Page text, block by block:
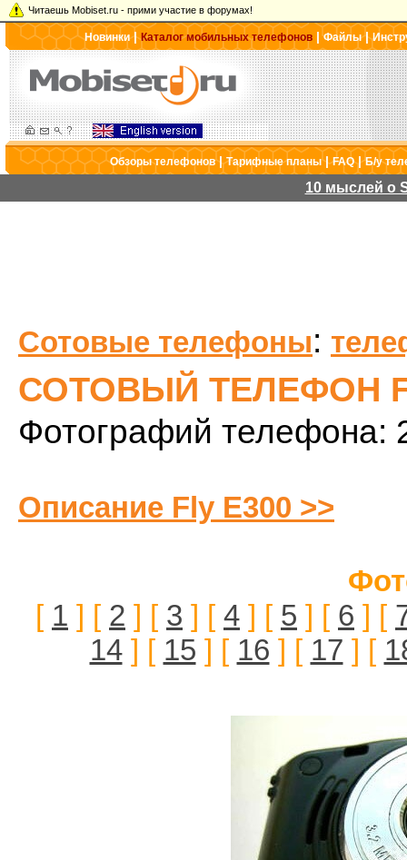
Читаешь Mobiset.ru - прими участие в форумах!
Новинки|Каталог мобильных телефонов |Файлы|
Обзоры телефонов|Тарифные планы|FAQ|Б/у
10 мыслей о
Сотовые телефоны:
СОТОВЫЙ ТЕЛЕФОН
Фотографий телефона:
Описание Fly E300 >>
[ 1 ] [ 2 ] [ 3 ] [ 4 ] [ 5 ] [ 6 ] [
14] [ 15 ] [ 16 ] [ 17 ] [